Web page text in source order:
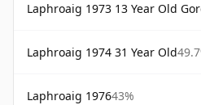
Laphroaig 1973 13 Year Old Gordon &
Laphroaig 1974 31 Year Old
Laphroaig 197643%